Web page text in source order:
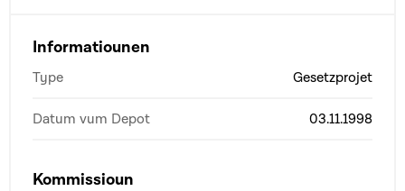
Informatiounen
Type Gesetzprojet
Datum vum Depot 03.11.1998
Kommissioun